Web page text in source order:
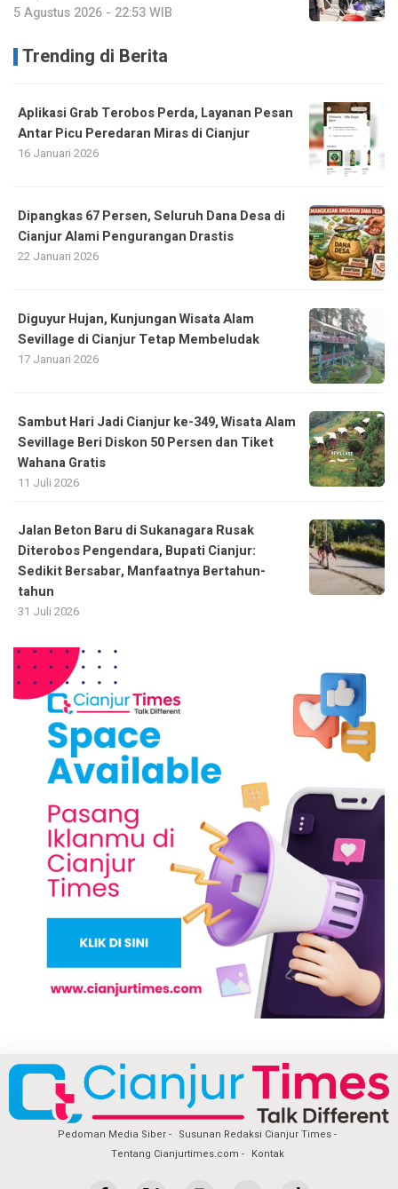
5 Agustus 2026 - 22:53 WIB
Trending di Berita
Aplikasi Grab Terobos Perda, Layanan Pesan
Antar Picu Peredaran Miras di Cianjur
16 Januari 2026
Dipangkas 67 Persen, Seluruh Dana Desa di
Cianjur Alami Pengurangan Drastis
22 Januari 2026
Diguyur Hujan, Kunjungan Wisata Alam
Sevillage di Cianjur Tetap Membeludak
17 Januari 2026
Sambut Hari Jadi Cianjur ke-349, Wisata Alam
Sevillage Beri Diskon 50 Persen dan Tiket
Wahana Gratis
11 Juli 2026
Jalan Beton Baru di Sukanagara Rusak
Diterobos Pengendara, Bupati Cianjur:
Sedikit Bersabar, Manfaatnya Bertahun-
tahun
31 Juli 2026
Pedoman Media Siber
Susunan Redaksi Cianjur Times
Tentang Cianjurtimes.com
Kontak